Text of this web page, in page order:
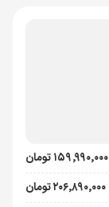
۱۵۹٬۹۹۰٬۰۰۰ تومان
۲۰۶٬۸۹۰٬۰۰۰ تومان